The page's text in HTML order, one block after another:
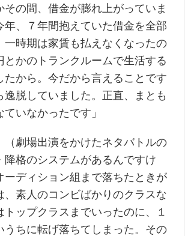
その間、借金が膨れ上がっていま
年、７年間抱えていた借金を全部
一時期は家賃も払えなくなったの
とかのトランクルームで生活する
たから。今だから言えることです
逸脱していました。正直、まとも
いなかったです」
（劇場出演をかけたネタバトルの
降格のシステムがあるんですけ
ーディション組まで落ちたときが
、素人のコンビばかりのクラスな
トップクラスまでいったのに、１
うちに転げ落ちてしまった。その